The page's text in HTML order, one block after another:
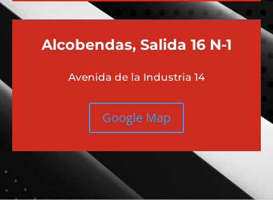
Alcobendas, Salida 16 N-1
Avenida de la Industria 14
Google Map